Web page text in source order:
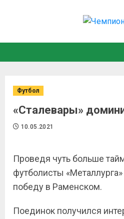
Футбол
«Сталевары»
10.05.2021
Проведя чуть больше
футболисты
победу в Раменском.
Поединок получился